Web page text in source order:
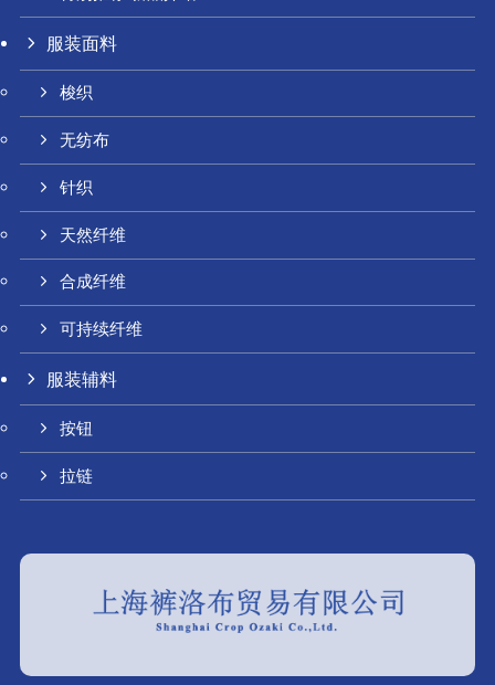
服装面料
梭织
无纺布
针织
天然纤维
合成纤维
可持续纤维
服装辅料
按钮
拉链